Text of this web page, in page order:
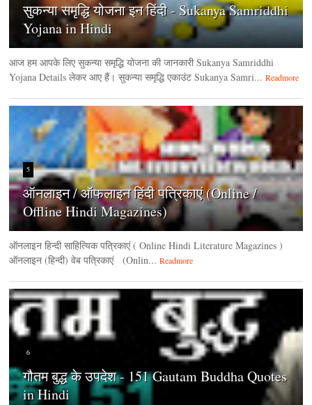
सुकन्या समृद्धि योजना इन हिंदी - Sukanya Samriddhi
Yojana in Hindi
आज हम आपके लिए सुकन्या समृद्धि योजना की जानकारी Sukanya Samriddhi
Yojana Details लेकर आए हैं। सुकन्या समृद्धि एकाउंट Sukanya Samri... Readmore
5
ऑनलाइन / ऑफलाइन हिंदी पत्रिकाएं (Online /
Offline Hindi Magazines)
ऑनलाइन हिन्‍दी साहित्यिक पत्रिकाएं ( Online Hindi Literature Magazines )
ऑनलाइन (हिन्‍दी) वेब पत्रिकाएं (Onlin... Readmore
6
गौतम बुद्ध के उपदेश - 151 Gautam Buddha Quotes
in Hindi